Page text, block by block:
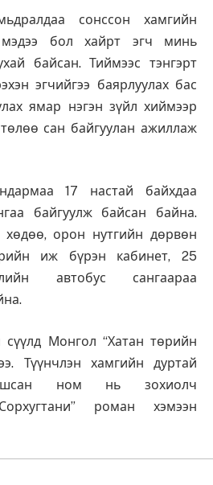
сонссон хамгийн
бол хайрт эгч минь
байсан. Тиймээс тэнгэрт
эгчийгээ баярлуулах бас
ямар нэгэн зүйл хиймээр
сан байгуулан ажиллаж
17 настай байхдаа
байгуулж байсан байна.
орон нутгийн дөрвөн
иж бүрэн кабинет, 25
автобус сангаараа
Монгол “Хатан төрийн
Түүнчлэн хамгийн дуртай
ном нь зохиолч
роман хэмээн